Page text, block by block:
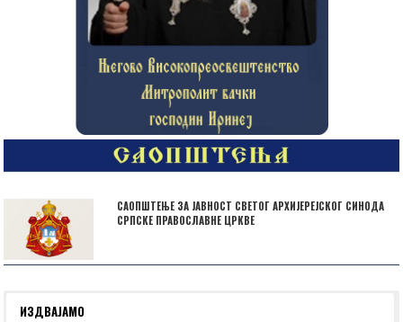
САОПШТЕЊЕ ЗА ЈАВНОСТ СВЕТОГ АРХИЈЕРЕЈСКОГ СИНОДА
СРПСКЕ ПРАВОСЛАВНЕ ЦРКВЕ
ИЗДВАЈАМО